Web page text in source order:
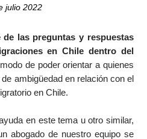
julio 2022
de las preguntas y respuestas
en Chile dentro del
de poder orientar a quienes
ambigüedad en relación con el
en Chile.
en este tema u otro similar,
abogado de nuestro equipo se